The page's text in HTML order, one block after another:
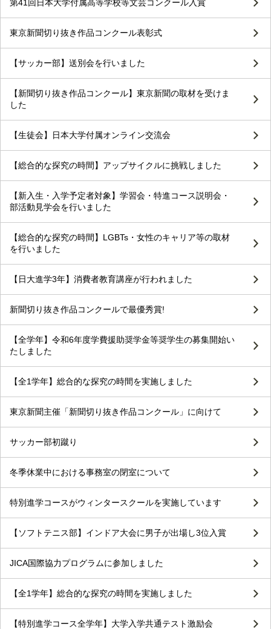
第41回日本大学付属高等学校等文芸コンクール入賞
東京新聞切り抜き作品コンクール表彰式
【サッカー部】送別会を行いました
【新聞切り抜き作品コンクール】東京新聞の取材を受けま
した
【生徒会】日本大学付属オンライン交流会
【総合的な探究の時間】アップサイクルに挑戦しました
【新入生・入学予定者対象】学習会・特進コース説明会・
部活動見学会を行いました
【総合的な探究の時間】LGBTs・女性のキャリア等の取材
を行いました
【日大進学3年】消費者教育講座が行われました
新聞切り抜き作品コンクールで最優秀賞!
【全学年】令和6年度学費援助奨学金等奨学生の募集開始い
たしました
【全1学年】総合的な探究の時間を実施しました
東京新聞主催「新聞切り抜き作品コンクール」に向けて
サッカー部初蹴り
冬季休業中における事務室の閉室について
特別進学コースがウィンタースクールを実施しています
【ソフトテニス部】インドア大会に男子が出場し3位入賞
JICA国際協力プログラムに参加しました
【全1学年】総合的な探究の時間を実施しました
【特別進学コース全学年】大学入学共通テスト激励会